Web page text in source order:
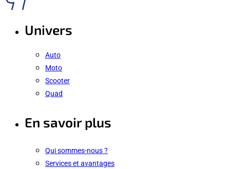
Univers
Auto
Moto
Scooter
Quad
En savoir plus
Qui sommes-nous ?
Services et avantages